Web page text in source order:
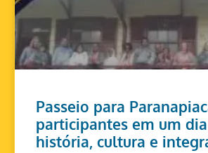
Passeio para
participantes em um
história, cultura e